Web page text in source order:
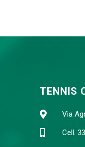
TENNIS
Via
Cell.